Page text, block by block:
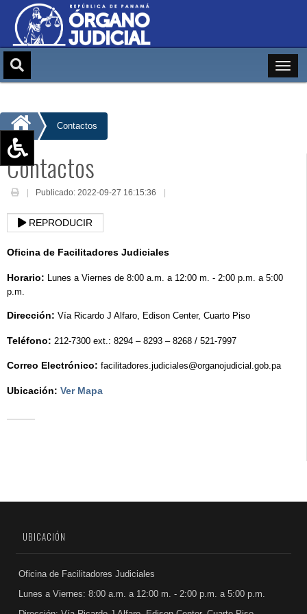
Aumentar texto (+)
Reducir texto (-)
Escala de Brillo
Escala de grises
Contactos
Contactos
Publicado: 2022-09-27 16:15:36
REPRODUCIR
Oficina de Facilitadores Judiciales
Horario: Lunes a Viernes de 8:00 a.m. a 12:00 m. - 2:00 p.m. a 5:00
p.m.
Dirección: Vía Ricardo J Alfaro, Edison Center, Cuarto Piso
Teléfono: 212-7300 ext.: 8294 – 8293 – 8268 / 521-7997
Correo Electrónico: facilitadores.judiciales@organojudicial.gob.pa
Ubicación: Ver Mapa
UBICACIÓN
Oficina de Facilitadores Judiciales
Lunes a Viernes: 8:00 a.m. a 12:00 m. - 2:00 p.m. a 5:00 p.m.